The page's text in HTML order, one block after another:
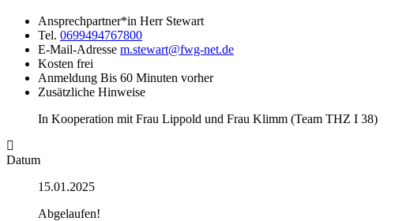
Ansprechpartner*in Herr Stewart
Tel. 0699494767800
E-Mail-Adresse m.stewart@fwg-net.de
Kosten frei
Anmeldung Bis 60 Minuten vorher
Zusätzliche Hinweise
In Kooperation mit Frau Lippold und Frau Klimm (Team THZ I 38)
Datum
15.01.2025
Abgelaufen!